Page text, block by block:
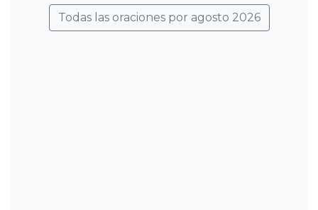
Todas las oraciones por agosto 2026